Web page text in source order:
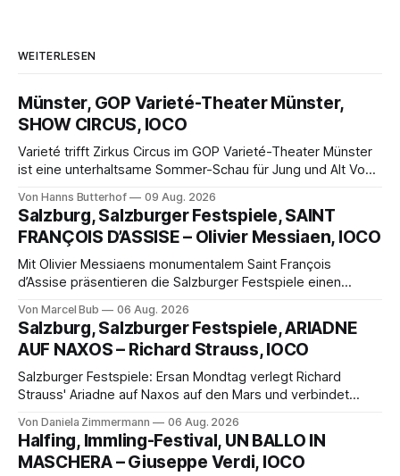
WEITERLESEN
Münster, GOP Varieté-Theater Münster,
SHOW CIRCUS, IOCO
Varieté trifft Zirkus Circus im GOP Varieté-Theater Münster
ist eine unterhaltsame Sommer-Schau für Jung und Alt Von
Münster der Vorhang zur neuen Show Circus hebt, erkundet
wohl auch eine junge Frau, wie es ist, wenn der Zirkus ins
Varieté kommt.
Von Hanns Butterhof 09 Aug. 2026
Salzburg, Salzburger Festspiele, SAINT
FRANÇOIS D’ASSISE – Olivier Messiaen, IOCO
Mit Olivier Messiaens monumentalem Saint François
d’Assise präsentieren die Salzburger Festspiele einen
eine bildgewaltige Inszenierung, Maxime Pascal entfaltet
die komplexe Partitur eindrucksvoll, Philippe Sly berührt als
Franziskus.
Von Marcel Bub 06 Aug. 2026
Salzburg, Salzburger Festspiele, ARIADNE
AUF NAXOS – Richard Strauss, IOCO
Salzburger Festspiele: Ersan Mondtag verlegt Richard
Strauss' Ariadne auf Naxos auf den Mars und verbindet
Aufführung mit starken Solisten und den Wiener
Philharmonikern, szenisch bleibt der zweite Akt jedoch
hinter den Erwartungen zurück.
Von Daniela Zimmermann 06 Aug. 2026
Halfing, Immling-Festival, UN BALLO IN
MASCHERA – Giuseppe Verdi, IOCO